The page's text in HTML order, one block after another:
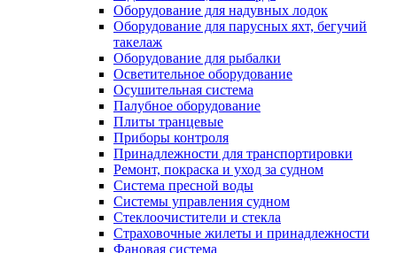
Оборудование для надувных лодок
Оборудование для парусных яхт, бегучий
такелаж
Оборудование для рыбалки
Осветительное оборудование
Осушительная система
Палубное оборудование
Плиты транцевые
Приборы контроля
Принадлежности для транспортировки
Ремонт, покраска и уход за судном
Система пресной воды
Системы управления судном
Стеклоочистители и стекла
Страховочные жилеты и принадлежности
Фановая система